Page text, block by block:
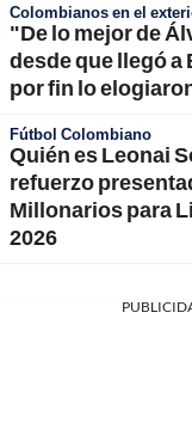
Colombianos en el
"De lo mejor de
desde que llegó
por fin lo
Fútbol Colombiano
Quién es Leonai
refuerzo
Millonarios para
2026